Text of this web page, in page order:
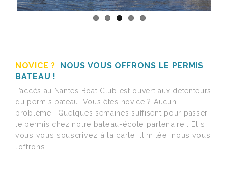
NOVICE ? NOUS VOUS OFFRONS LE PERMIS
BATEAU !
L’accès au Nantes Boat Club est ouvert aux détenteurs
du permis bateau. Vous êtes novice ? Aucun
problème ! Quelques semaines suffisent pour passer
le permis chez notre bateau-école partenaire . Et si
vous vous souscrivez à la carte illimitée, nous vous
l’offrons !